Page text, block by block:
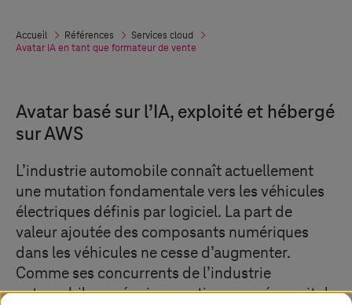
Accueil Références
Services cloud
Avatar IA en tant que formateur de vente
Avatar basé sur l’IA, exploité et hébergé
sur AWS
L’industrie automobile connaît actuellement
une mutation fondamentale vers les véhicules
électriques définis par logiciel. La part de
valeur ajoutée des composants numériques
dans les véhicules ne cesse d’augmenter.
Comme ses concurrents de l’industrie
automobile, un équipementier européen suit de